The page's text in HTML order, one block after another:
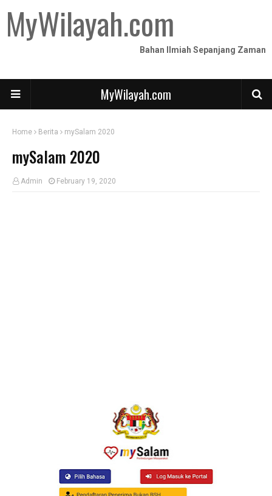
MyWilayah.com
Bahan Ilmiah Sepanjang Zaman
MyWilayah.com
Home Berita mySalam 2020
mySalam 2020
Admin February 19, 2020